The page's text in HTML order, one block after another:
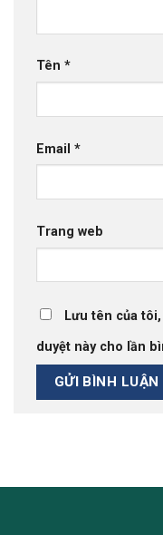
Tên *
Email *
Trang web
Lưu tên của
duyệt này cho lần